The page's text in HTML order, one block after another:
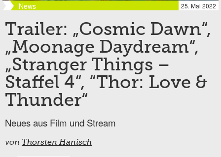
News 25. Mai 2022
Trailer: „Cosmic Dawn“,
„Moonage Daydream“,
„Stranger Things –
Staffel 4“, “Thor: Love &
Thunder“
Neues aus Film und Stream
von Thorsten Hanisch